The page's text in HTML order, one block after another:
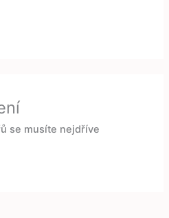
se musíte nejdříve